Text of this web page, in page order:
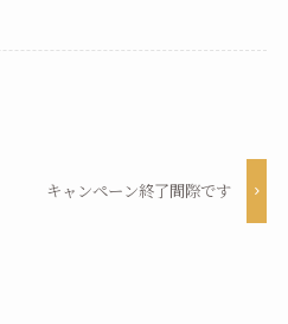
キャンペーン終了間際です